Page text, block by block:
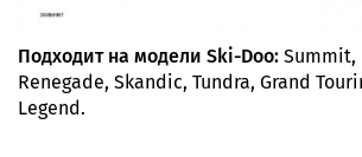
Подходит на модели Ski-Doo: Summit,
Renegade, Skandic, Tundra, Grand
Legend.